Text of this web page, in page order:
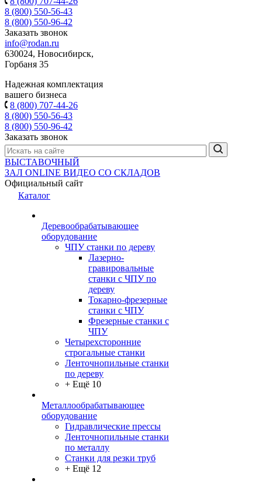
8 (800) 550-56-43
8 (800) 550-96-42
Заказать звонок
info@rodan.ru
630024, Новосибирск,
Горбаня 35
Надежная комплектация
вашего бизнеса
8 (800) 707-44-26
8 (800) 550-56-43
8 (800) 550-96-42
Заказать звонок
ВЫСТАВОЧНЫЙ
ЗАЛ ONLINE ВИДЕО СО СКЛАДОВ
Официальный сайт
Каталог
Деревообрабатывающее
оборудование
ЧПУ станки по дереву
Лазерно-
гравировальные
станки с ЧПУ по
дереву
Токарно-фрезерные
станки с ЧПУ
Фрезерные станки с
ЧПУ
Четырехсторонние
строгальные станки
Ленточнопильные станки
по дереву
+ Ещё 10
Металлообрабатывающее
оборудование
Гидравлические прессы
Ленточнопильные станки
по металлу
Станки для резки труб
+ Ещё 12